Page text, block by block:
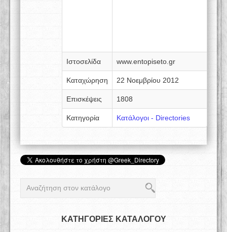
Ιστοσελίδα www.entopiseto.gr
Καταχώρηση 22 Νοεμβρίου 2012
Επισκέψεις 1808
Κατηγορία Κατάλογοι - Directories
ΚΑΤΗΓΟΡΙΕΣ ΚΑΤΑΛΟΓΟΥ